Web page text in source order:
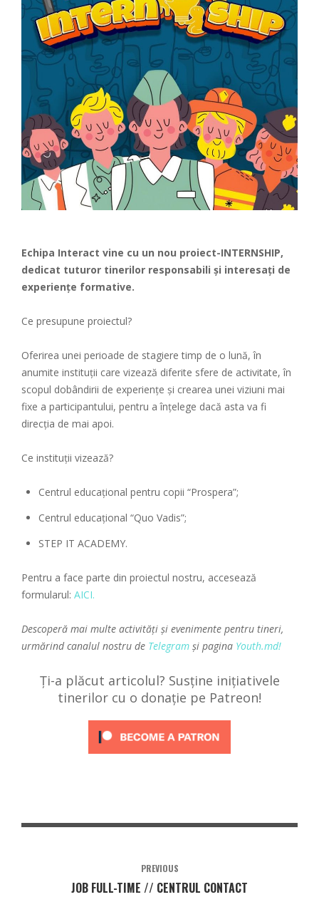
Echipa Interact vine cu un nou proiect-INTERNSHIP,
dedicat tuturor tinerilor responsabili și interesați de
experiențe formative.
Ce presupune proiectul?
Oferirea unei perioade de stagiere timp de o lună, în
anumite instituții care vizează diferite sfere de activitate, în
scopul dobândirii de experiențe și crearea unei viziuni mai
fixe a participantului, pentru a înțelege dacă asta va fi
direcția de mai apoi.
Ce instituții vizează?
Centrul educațional pentru copii “Prospera”;
Centrul educațional “Quo Vadis”;
STEP IT ACADEMY.
Pentru a face parte din proiectul nostru, accesează
formularul: AICI.
Descoperă mai multe activități și evenimente pentru tineri,
urmărind canalul nostru de Telegram și pagina Youth.md!
Ți-a plăcut articolul? Susține inițiativele
tinerilor cu o donație pe Patreon!
PREVIOUS
JOB FULL-TIME // CENTRUL CONTACT